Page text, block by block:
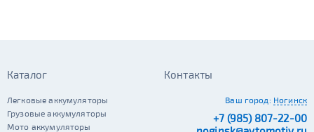
Каталог
Легковые аккумуляторы
Грузовые аккумуляторы
Мото аккумуляторы
Контакты
Ваш город: Ногинск
+7 (985) 807-22-00